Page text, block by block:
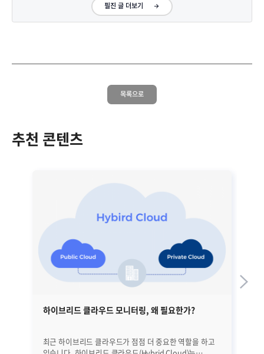
필진 글 더보기
목록으로
추천 콘텐츠
하이브리드 클라우드 모니터링, 왜 필요한가?
최근 하이브리드 클라우드가 점점 더 중요한 역할을 하고